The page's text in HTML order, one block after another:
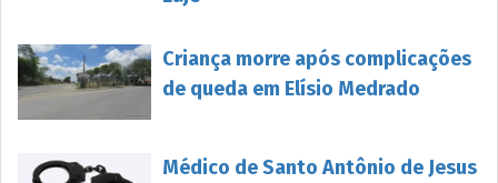
Criança morre após complicações
de queda em Elísio Medrado
Médico de Santo Antônio de Jesus